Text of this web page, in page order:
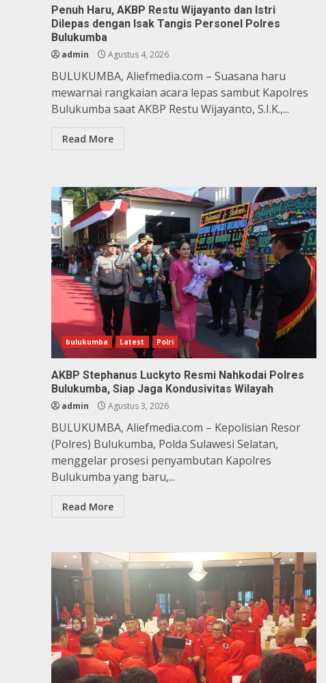
Penuh Haru, AKBP Restu Wijayanto dan Istri
Dilepas dengan Isak Tangis Personel Polres
Bulukumba
admin Agustus 4, 2026
BULUKUMBA, Aliefmedia.com – Suasana haru
mewarnai rangkaian acara lepas sambut Kapolres
Bulukumba saat AKBP Restu Wijayanto, S.I.K.,...
Read More
bulukumba Latest Polri
AKBP Stephanus Luckyto Resmi Nahkodai Polres
Bulukumba, Siap Jaga Kondusivitas Wilayah
admin Agustus 3, 2026
BULUKUMBA, Aliefmedia.com – Kepolisian Resor
(Polres) Bulukumba, Polda Sulawesi Selatan,
menggelar prosesi penyambutan Kapolres
Bulukumba yang baru,...
Read More